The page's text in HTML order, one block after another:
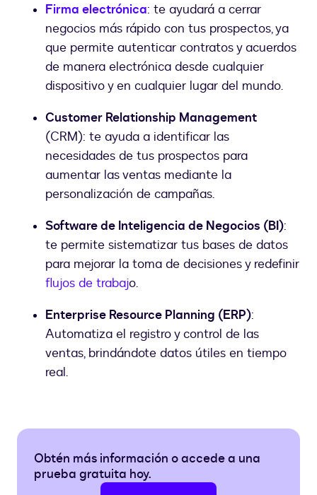
Firma electrónica: te ayudará a cerrar
negocios más rápido con tus prospectos, ya
que permite autenticar contratos y acuerdos
de manera electrónica desde cualquier
dispositivo y en cualquier lugar del mundo.
Customer Relationship Management
(CRM): te ayuda a identificar las
necesidades de tus prospectos para
aumentar las ventas mediante la
personalización de campañas.
Software de Inteligencia de Negocios (BI):
te permite sistematizar tus bases de datos
para mejorar la toma de decisiones y redefinir
flujos de trabajo.
Enterprise Resource Planning (ERP):
Automatiza el registro y control de las
ventas, brindándote datos útiles en tiempo
real.
Obtén más información o accede a una
prueba gratuita hoy.